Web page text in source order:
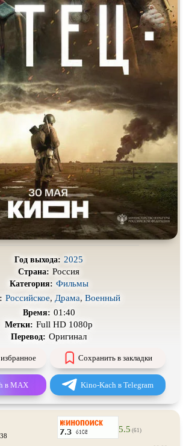
Призраки
Про апокалипсис
Про богатых
Про ведьм
Про выживание
Про гонки
Про животных
Про инопланетян
Про космос
Про маньяков исерийных
убийц
Про оборотней
во времени Про роботов
Про самолёты
Про снайперов
Про танки
Про тюрьму
Про хакеров
Про шпионов
Псевдодокументальный
Год выхода: 2025
Страна: Россия
Категория: Фильмы
Российское, Драма, Военный
Время: 01:40
Метки: Full HD 1080p
Перевод: Оригинал
Сохранить в закладки
в MAX Kino-Kach в Telegram
5.5 (61)